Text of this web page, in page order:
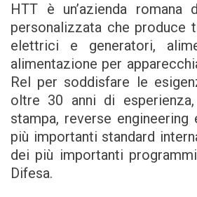
HTT è un’azienda
personalizzata che
elettrici e generatori,
alimentazione per
Rel per soddisfare le
oltre 30 anni di
stampa, reverse
più importanti standard
dei più importanti
Difesa.